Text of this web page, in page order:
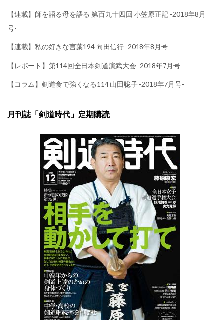
【連載】師を語る母を語る 第百九十四回 小笠原正記 -2018年8月
号-
【連載】私の好きな言葉194 向田信行 -2018年8月号
【レポート】第114回全日本剣道演武大会 -2018年7月号-
【コラム】剣道食で強くなる114 山田聡子 -2018年7月号-
月刊誌「剣道時代」定期購読